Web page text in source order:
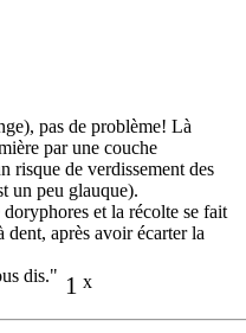
pas de problème! Là
par une couche
risque de verdissement des
un peu glauque).
et la récolte se fait
après avoir écarter la
1 x
dis."